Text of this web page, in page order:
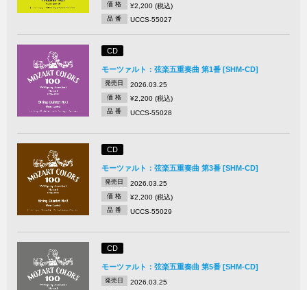
価 格 ¥2,200 (税込)
品 番 UCCS-55027
CD
モーツァルト：弦楽五重奏曲 第1番 [SHM-CD]
発売日 2026.03.25
価 格 ¥2,200 (税込)
品 番 UCCS-55028
CD
モーツァルト：弦楽五重奏曲 第3番 [SHM-CD]
発売日 2026.03.25
価 格 ¥2,200 (税込)
品 番 UCCS-55029
CD
モーツァルト：弦楽五重奏曲 第5番 [SHM-CD]
発売日 2026.03.25